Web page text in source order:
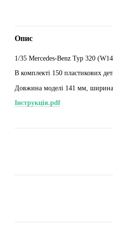
Опис
1/35 Mercedes-Benz Typ 320
В комплекті 150 пластикових
Довжина моделі 141 мм,
Інструкція.pdf